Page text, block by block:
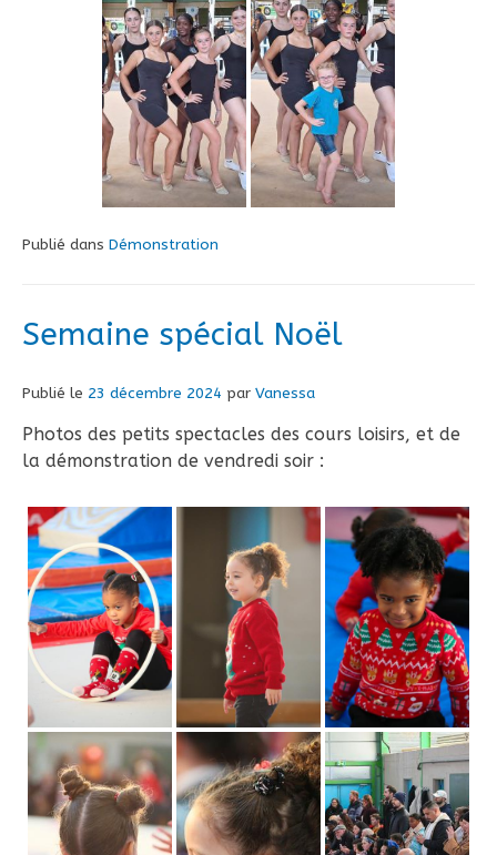
Publié dans Démonstration
Semaine spécial Noël
Publié le 23 décembre 2024 par Vanessa
Photos des petits spectacles des cours loisirs, et de
la démonstration de vendredi soir :